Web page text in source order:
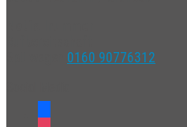
0160 90776312